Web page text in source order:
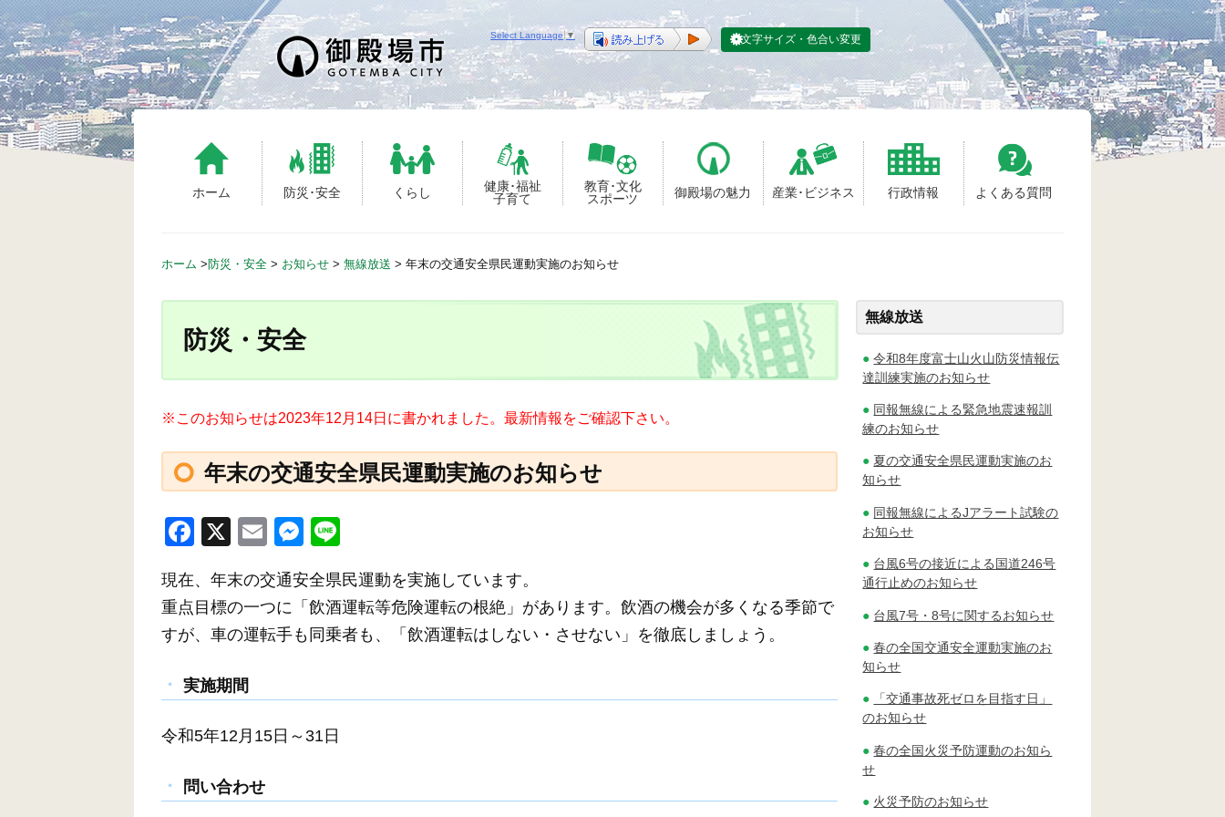
S
k
i
p
t
o
c
ホーム 防災･安全 くらし
健康･福祉
子育て
教育･文化
スポーツ
御殿場の魅力 産業･ビジネス 行政情報 よくある質問
Select Language ▼ 文字サイズ・色合い変更
ホーム >防災・安全 > お知らせ > 無線放送 > 年末の交通安全県民運動実施のお知らせ
防災・安全
※このお知らせは2023年12月14日に書かれました。最新情報をご確認下さい。
年末の交通安全県民運動実施のお知らせ
F
c
e
b
o
o
k
X
E
ail
M
ss
e
n
er
e
現在、年末の交通安全県民運動を実施しています。
重点目標の一つに「飲酒運転等危険運転の根絶」があります。飲酒の機会が多くなる季節で
すが、車の運転手も同乗者も、「飲酒運転はしない・させない」を徹底しましょう。
実施期間
令和5年12月15日～31日
問い合わせ
無線放送
令和8年度富士山火山防災情報伝
達訓練実施のお知らせ
同報無線による緊急地震速報訓
練のお知らせ
夏の交通安全県民運動実施のお
知らせ
同報無線によるJアラート試験の
お知らせ
台風6号の接近による国道246号
通行止めのお知らせ
台風7号・8号に関するお知らせ
春の全国交通安全運動実施のお
知らせ
「交通事故死ゼロを目指す日」
のお知らせ
春の全国火災予防運動のお知ら
せ
火災予防のお知らせ